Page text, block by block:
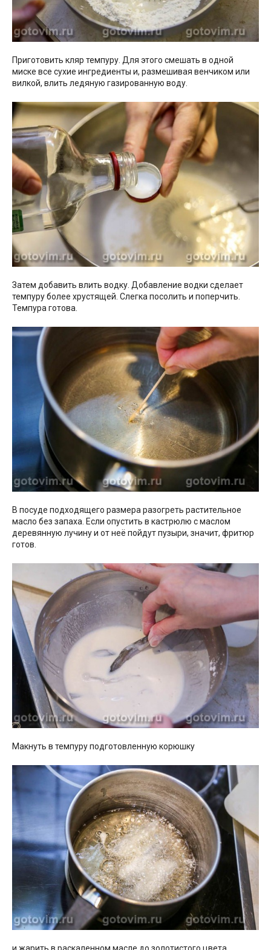
Приготовить кляр темпуру. Для этого смешать в одной
миске все сухие ингредиенты и, размешивая венчиком или
вилкой, влить ледяную газированную воду.
Затем добавить влить водку. Добавление водки сделает
темпуру более хрустящей. Слегка посолить и поперчить.
Темпура готова.
В посуде подходящего размера разогреть растительное
масло без запаха. Если опустить в кастрюлю с маслом
деревянную лучину и от неё пойдут пузыри, значит, фритюр
готов.
Макнуть в темпуру подготовленную корюшку